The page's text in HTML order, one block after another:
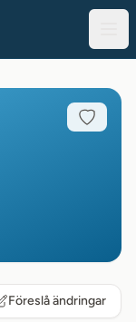
Föreslå ändringar